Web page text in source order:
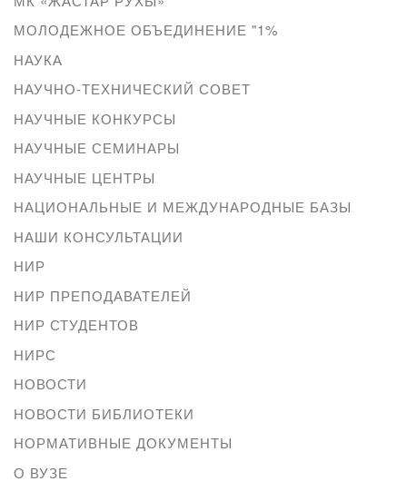
МОЛОДЕЖНОЕ ОБЪЕДИНЕНИЕ "1%
НАУКА
НАУЧНО-ТЕХНИЧЕСКИЙ СОВЕТ
НАУЧНЫЕ КОНКУРСЫ
НАУЧНЫЕ СЕМИНАРЫ
НАУЧНЫЕ ЦЕНТРЫ
НАЦИОНАЛЬНЫЕ И МЕЖДУНАРОДНЫЕ БАЗЫ
НАШИ КОНСУЛЬТАЦИИ
НИР
НИР ПРЕПОДАВАТЕЛЕЙ
НИР СТУДЕНТОВ
НИРС
НОВОСТИ
НОВОСТИ БИБЛИОТЕКИ
НОРМАТИВНЫЕ ДОКУМЕНТЫ
О ВУЗЕ